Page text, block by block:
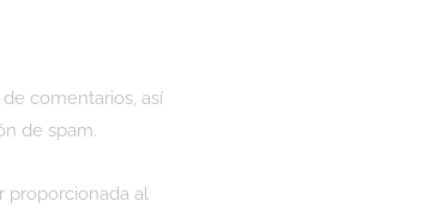
comentarios, así
de spam.
proporcionada al